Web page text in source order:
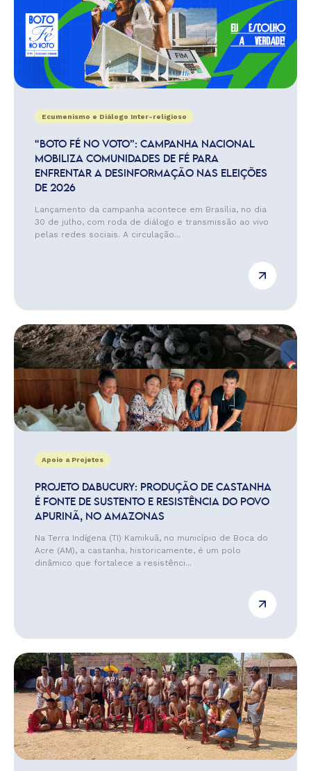
Ecumenismo e Diálogo Inter-religioso
“BOTO FÉ NO VOTO”: CAMPANHA NACIONAL
MOBILIZA COMUNIDADES DE FÉ PARA
ENFRENTAR A DESINFORMAÇÃO NAS ELEIÇÕES
DE 2026
Lançamento da campanha acontece em Brasília, no dia
30 de julho, com roda de diálogo e transmissão ao vivo
pelas redes sociais. A circulação...
Apoio a Projetos
PROJETO DABUCURY: PRODUÇÃO DE CASTANHA
É FONTE DE SUSTENTO E RESISTÊNCIA DO POVO
APURINÃ, NO AMAZONAS
Na Terra Indígena (TI) Kamikuã, no município de Boca do
Acre (AM), a castanha, historicamente, é um polo
dinâmico que fortalece a resistênci...